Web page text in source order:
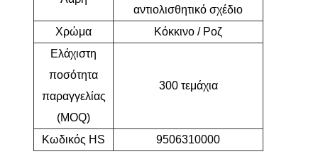
αντιολισθητικό σχέδιο
Χρώμα
Κόκκινο / Ροζ
Ελάχιστη
ποσότητα
παραγγελίας
(MOQ)
300 τεμάχια
Κωδικός HS 9506310000